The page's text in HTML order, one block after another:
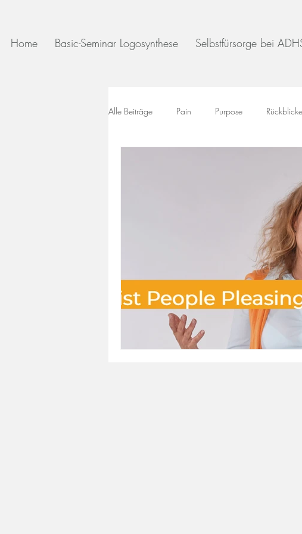
Home Basic-Seminar Logosynthese Selbstfürsorge bei
Alle Beiträge Pain Purpose Rückblicke